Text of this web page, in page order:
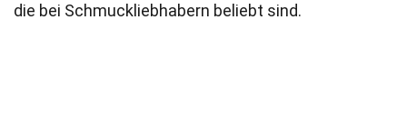
die bei Schmuckliebhabern beliebt sind.